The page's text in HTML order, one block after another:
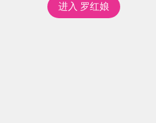
进入 罗红娘